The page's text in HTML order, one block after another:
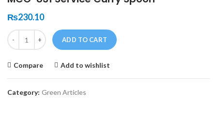
₨230.10
Quantity
ADD TO CART
Compare Add to wishlist
Category: Green Articles
盾越來越大，往往這是ED的情
就會變得更加嚴重。
鬆，便於陰莖快速充血達到滿
堅硬勃起。在醫學界和陽痿病
望下，犀利士作為新一批藥
有其優良特點。